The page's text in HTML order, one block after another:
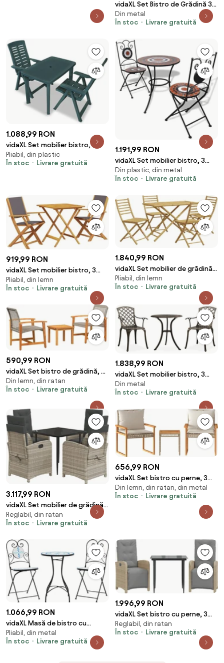
vidaXL Set Bistro de Grădină 3
pcs Alb Aluminiu
Din metal
În stoc
Livrare gratuită
1.088,99 RON
vidaXL Set mobilier bistro, 3
piese, verde, plastic
Pliabil, din plastic
În stoc
Livrare gratuită
1.191,99 RON
vidaXL Set mobilier bistro, 3
piese, teracotă/alb, plăci
ceramice
Din plastic, din metal
În stoc
Livrare gratuită
919,99 RON
vidaXL Set mobilier bistro, 3
piese, textil antracit/lemn
masiv
Pliabil, din lemn
În stoc
Livrare gratuită
1.840,99 RON
vidaXL Set mobilier de grădină,
5 piese, bambus
Pliabil, din lemn
În stoc
Livrare gratuită
590,99 RON
vidaXL Set bistro de grădină, 3
piese, gri, poliratan și lemn
acacia
Din lemn, din ratan
În stoc
Livrare gratuită
1.838,99 RON
vidaXL Set mobilier bistro, 3
piese, bronz, aluminiu turnat
Din metal
În stoc
Livrare gratuită
3.117,99 RON
vidaXL Set mobilier de grădină
cu perne, 5 piese gri deschis
poliratan
Reglabil, din ratan
În stoc
Livrare gratuită
656,99 RON
vidaXL Set bistro cu perne, 3
piese, bej, poliratan și lemn
acacia
Din lemn, din ratan, din metal
În stoc
Livrare gratuită
1.066,99 RON
vidaXL Masă de bistro cu
mozaic, albastru și alb, fier și
ceramică
Pliabil, din metal
În stoc
Livrare gratuită
1.996,99 RON
vidaXL Set bistro cu perne, 3
piese, bej, poliratan
Reglabil, din ratan
În stoc
Livrare gratuită